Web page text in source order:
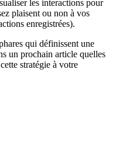
les interactions pour
plaisent ou non à vos
enregistrées).
qui définissent une
un prochain article quelles
stratégie à votre